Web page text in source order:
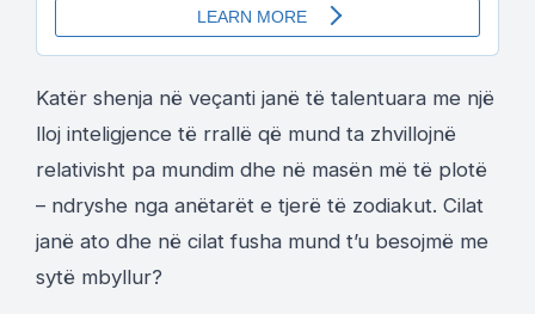
Katër shenja në veçanti janë të talentuara me një
lloj inteligjence të rrallë që mund ta zhvillojnë
relativisht pa mundim dhe në masën më të plotë
– ndryshe nga anëtarët e tjerë të zodiakut. Cilat
janë ato dhe në cilat fusha mund t’u besojmë me
sytë mbyllur?